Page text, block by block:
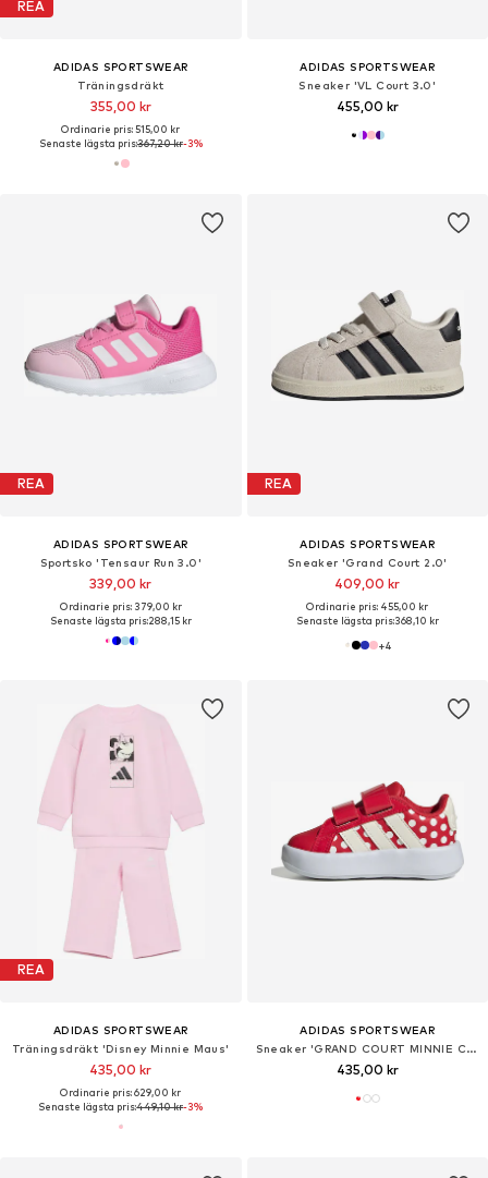
REA
ADIDAS SPORTSWEAR
Träningsdräkt
355,00 kr
Ordinarie pris: 515,00 kr
Senaste lägsta pris:367,20 kr-3%
ADIDAS SPORTSWEAR
Sneaker 'VL Court 3.0'
455,00 kr
REA
ADIDAS SPORTSWEAR
Sportsko 'Tensaur Run 3.0'
339,00 kr
Ordinarie pris: 379,00 kr
Senaste lägsta pris:288,15 kr
REA
ADIDAS SPORTSWEAR
Sneaker 'Grand Court 2.0'
409,00 kr
Ordinarie pris: 455,00 kr
Senaste lägsta pris:368,10 kr
+4
REA
ADIDAS SPORTSWEAR
Träningsdräkt 'Disney Minnie Maus'
435,00 kr
Ordinarie pris: 629,00 kr
Senaste lägsta pris:449,10 kr-3%
ADIDAS SPORTSWEAR
Sneaker 'GRAND COURT MINNIE CF I'
435,00 kr